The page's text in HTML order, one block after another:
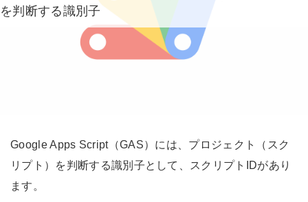
を判断する識別子
Google Apps Script（GAS）には、プロジェクト（スク
リプト）を判断する識別子として、スクリプトIDがあり
ます。